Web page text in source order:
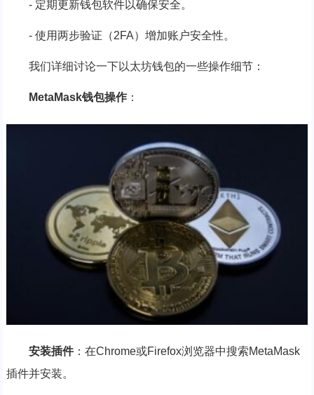
- 定期更新钱包软件以确保安全。
- 使用两步验证（2FA）增加账户安全性。
我们详细讨论一下以太坊钱包的一些操作细节：
MetaMask钱包操作：
安装插件：在Chrome或Firefox浏览器中搜索MetaMask
插件并安装。